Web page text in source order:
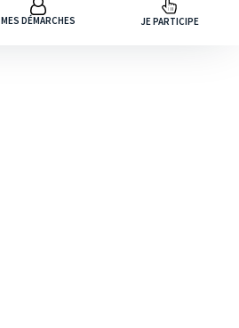
MES DÉMARCHES JE PARTICIPE